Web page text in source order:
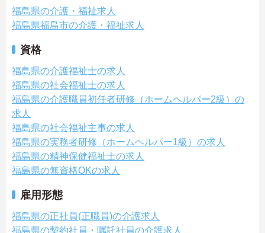
福島県の介護・福祉求人
福島県福島市の介護・福祉求人
資格
福島県の介護福祉士の求人
福島県の社会福祉士の求人
福島県の介護職員初任者研修（ホームヘルパー2級）の
求人
福島県の社会福祉主事の求人
福島県の実務者研修（ホームヘルパー1級）の求人
福島県の精神保健福祉士の求人
福島県の無資格OKの求人
雇用形態
福島県の正社員(正職員)の介護求人
福島県の契約社員・嘱託社員の介護求人